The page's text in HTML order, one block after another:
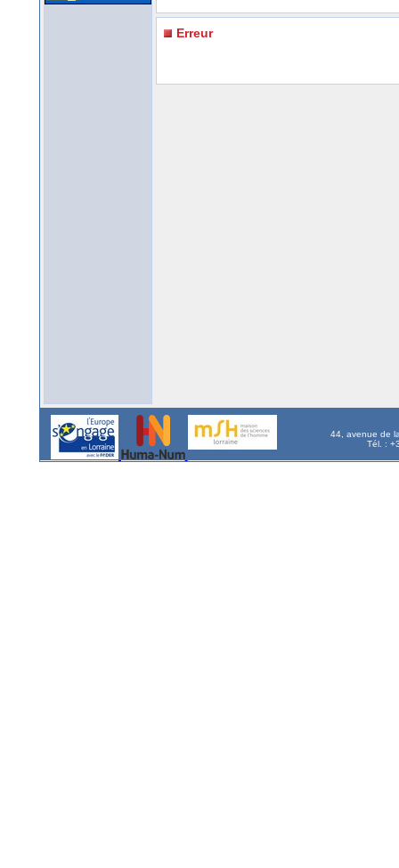
Erreur
44, avenue de
Tél. :